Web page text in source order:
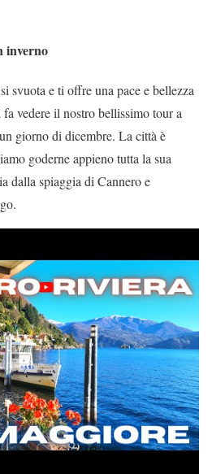
inverno
svuota e ti offre una pace e bellezza
vedere il nostro bellissimo tour a
giorno di dicembre. La città è
goderne appieno tutta la sua
dalla spiaggia di Cannero e